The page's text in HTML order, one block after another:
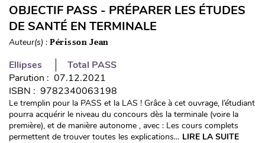
OBJECTIF PASS - PRÉPARER LES ÉTUDES
DE SANTÉ EN TERMINALE
Auteur(s) : Périsson Jean
Ellipses
Total PASS
Parution : 07.12.2021
ISBN : 9782340063198
Le tremplin pour la PASS et la LAS ! Grâce à cet ouvrage, l’étudiant
pourra acquérir le niveau du concours dès la terminale (voire la
première), et de manière autonome , avec : Les cours complets
permettent de trouver toutes les explications... LIRE LA SUITE